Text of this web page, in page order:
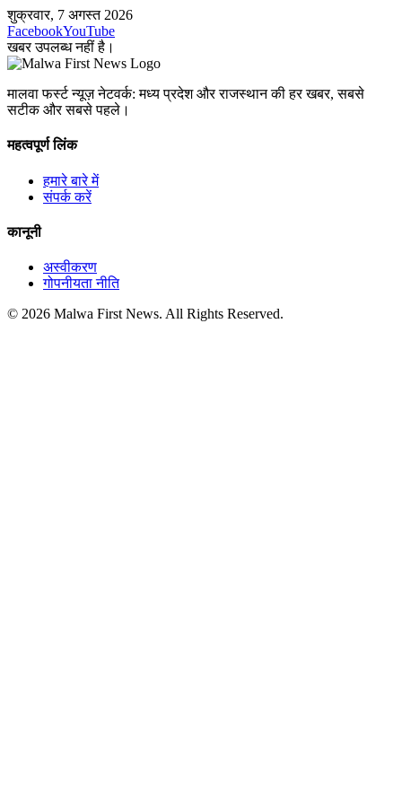
शुक्रवार, 7 अगस्त 2026
FacebookYouTube
खबर उपलब्ध नहीं है।
मालवा फर्स्ट न्यूज़ नेटवर्क: मध्य प्रदेश और राजस्थान की हर खबर, सबसे
सटीक और सबसे पहले।
महत्वपूर्ण लिंक
हमारे बारे में
संपर्क करें
कानूनी
अस्वीकरण
गोपनीयता नीति
© 2026 Malwa First News. All Rights Reserved.